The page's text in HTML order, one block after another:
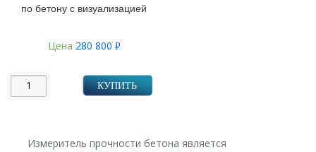
по бетону с визуализацией
Цена 280 800 Р
КУПИТЬ
Измеритель прочности бетона является